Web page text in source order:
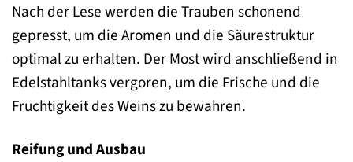
Nach der Lese werden die Trauben schonend
gepresst, um die Aromen und die Säurestruktur
optimal zu erhalten. Der Most wird anschließend in
Edelstahltanks vergoren, um die Frische und die
Fruchtigkeit des Weins zu bewahren.
Reifung und Ausbau